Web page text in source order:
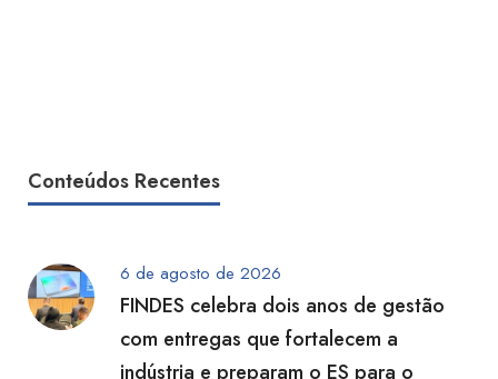
Conteúdos Recentes
6 de agosto de 2026
FINDES celebra dois anos de gestão
com entregas que fortalecem a
indústria e preparam o ES para o